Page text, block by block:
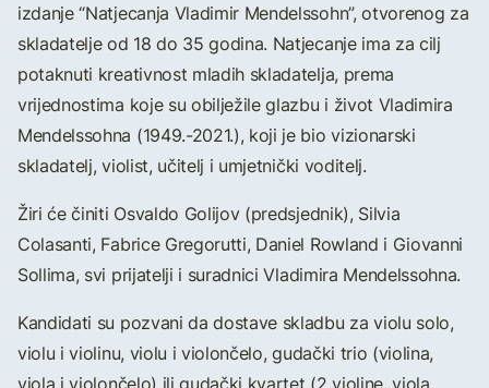
izdanje “Natjecanja Vladimir Mendelssohn”, otvorenog za
skladatelje od 18 do 35 godina. Natjecanje ima za cilj
potaknuti kreativnost mladih skladatelja, prema
vrijednostima koje su obilježile glazbu i život Vladimira
Mendelssohna (1949.-2021.), koji je bio vizionarski
skladatelj, violist, učitelj i umjetnički voditelj.
Žiri će činiti Osvaldo Golijov (predsjednik), Silvia
Colasanti, Fabrice Gregorutti, Daniel Rowland i Giovanni
Sollima, svi prijatelji i suradnici Vladimira Mendelssohna.
Kandidati su pozvani da dostave skladbu za violu solo,
violu i violinu, violu i violončelo, gudački trio (violina,